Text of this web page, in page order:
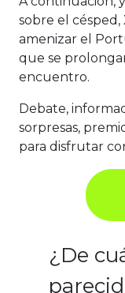
sobre el césped,
amenizar el
que se
encuentro.
Debate,
sorpresas,
para disfrutar
¿De